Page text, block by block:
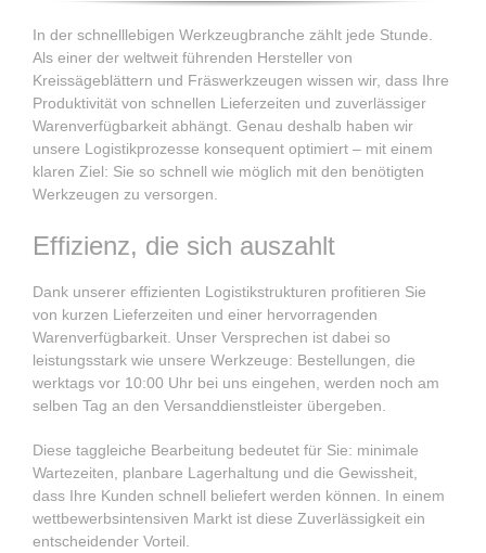
In der schnelllebigen Werkzeugbranche zählt jede Stunde.
Als einer der weltweit führenden Hersteller von
Kreissägeblättern und Fräswerkzeugen wissen wir, dass Ihre
Produktivität von schnellen Lieferzeiten und zuverlässiger
Warenverfügbarkeit abhängt. Genau deshalb haben wir
unsere Logistikprozesse konsequent optimiert – mit einem
klaren Ziel: Sie so schnell wie möglich mit den benötigten
Werkzeugen zu versorgen.
Effizienz, die sich auszahlt
Dank unserer effizienten Logistikstrukturen profitieren Sie
von kurzen Lieferzeiten und einer hervorragenden
Warenverfügbarkeit. Unser Versprechen ist dabei so
leistungsstark wie unsere Werkzeuge: Bestellungen, die
werktags vor 10:00 Uhr bei uns eingehen, werden noch am
selben Tag an den Versanddienstleister übergeben.
Diese taggleiche Bearbeitung bedeutet für Sie: minimale
Wartezeiten, planbare Lagerhaltung und die Gewissheit,
dass Ihre Kunden schnell beliefert werden können. In einem
wettbewerbsintensiven Markt ist diese Zuverlässigkeit ein
entscheidender Vorteil.